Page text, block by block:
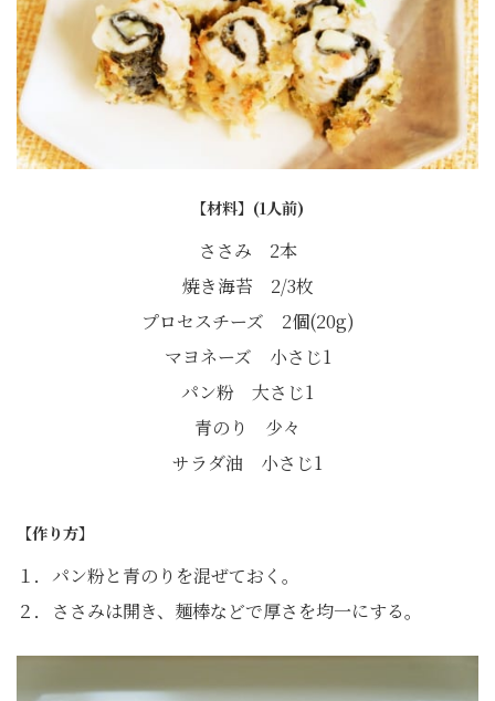
【材料】(1人前)
ささみ 2本
焼き海苔 2/3枚
プロセスチーズ 2個(20g)
マヨネーズ 小さじ1
パン粉 大さじ1
青のり 少々
サラダ油 小さじ1
【作り方】
１．パン粉と青のりを混ぜておく。
２．ささみは開き、麺棒などで厚さを均一にする。